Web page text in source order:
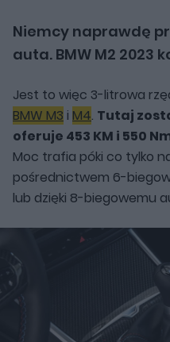
Niemcy naprawdę
auta. BMW M2 2023
Jest to więc 3-litrowa
BMW M3 i M4. Tutaj
oferuje 453 KM i 550
Moc trafia póki co tylko
pośrednictwem 6-
lub dzięki 8-biegowemu